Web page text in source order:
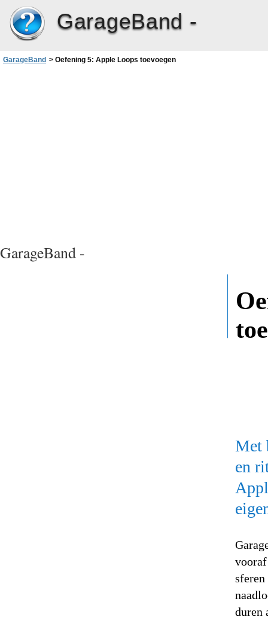
GarageBand -
GarageBand > Oefening 5: Apple Loops toevoegen
GarageBand -
Met
en
duren